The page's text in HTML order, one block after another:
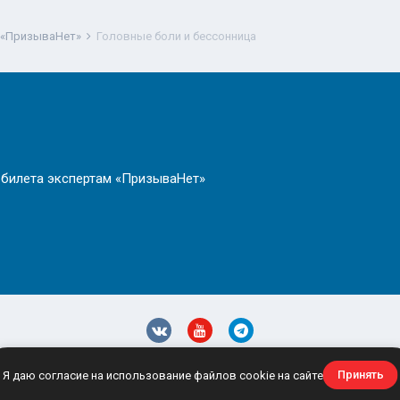
Головные боли и бессонница
экспертам «ПризываНет»
конфиденциальности Обратная связь
Я даю согласие на использование файлов cookie на сайте Принять